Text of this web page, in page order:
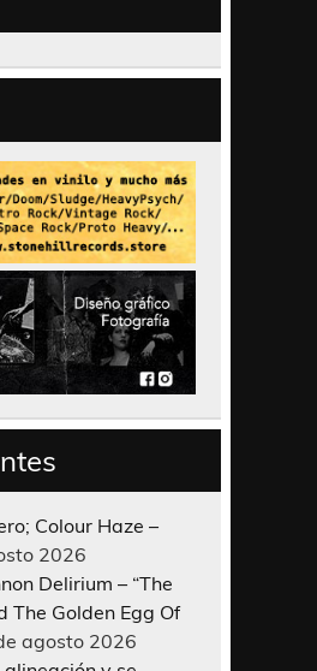
Colour Haze –
2026
Delirium – “The
The Golden Egg Of
agosto 2026